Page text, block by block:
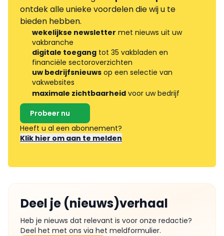
ontdek alle unieke voordelen die wij u te
bieden hebben.
wekelijkse newsletter met nieuws uit uw
vakbranche
digitale toegang tot 35 vakbladen en
financiële sectoroverzichten
uw bedrijfsnieuws op een selectie van
vakwebsites
maximale zichtbaarheid voor uw bedrijf
Probeer nu
Heeft u al een abonnement?
Klik hier om aan te melden
Deel je (nieuws)verhaal
Heb je nieuws dat relevant is voor onze redactie?
Deel het met ons via het meldformulier.